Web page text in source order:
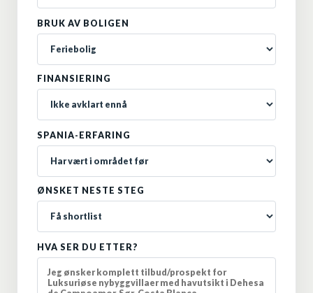
BRUK AV BOLIGEN
FINANSIERING
SPANIA-ERFARING
ØNSKET NESTE STEG
HVA SER DU ETTER?